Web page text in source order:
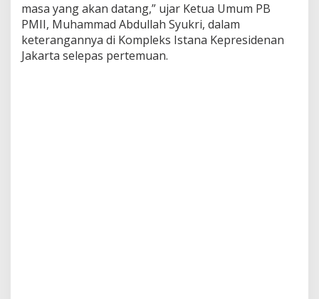
masa yang akan datang,” ujar Ketua Umum PB
PMII, Muhammad Abdullah Syukri, dalam
keterangannya di Kompleks Istana Kepresidenan
Jakarta selepas pertemuan.